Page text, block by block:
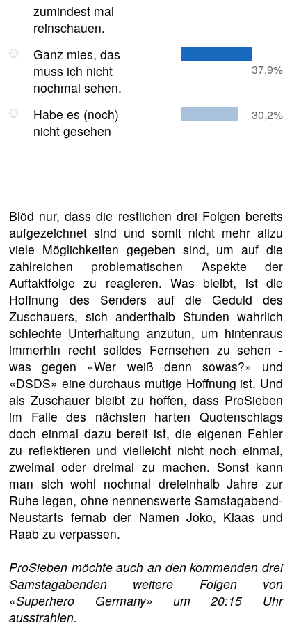
zumindest mal
reinschauen.
Ganz mies, das
muss ich nicht
nochmal sehen.
37,9%
Habe es (noch)
nicht gesehen
30,2%
Blöd nur, dass die restlichen drei Folgen bereits
aufgezeichnet sind und somit nicht mehr allzu
viele Möglichkeiten gegeben sind, um auf die
zahlreichen problematischen Aspekte der
Auftaktfolge zu reagieren. Was bleibt, ist die
Hoffnung des Senders auf die Geduld des
Zuschauers, sich anderthalb Stunden wahrlich
schlechte Unterhaltung anzutun, um hintenraus
immerhin recht solides Fernsehen zu sehen -
was gegen «Wer weiß denn sowas?» und
«DSDS» eine durchaus mutige Hoffnung ist. Und
als Zuschauer bleibt zu hoffen, dass ProSieben
im Falle des nächsten harten Quotenschlags
doch einmal dazu bereit ist, die eigenen Fehler
zu reflektieren und vielleicht nicht noch einmal,
zweimal oder dreimal zu machen. Sonst kann
man sich wohl nochmal dreieinhalb Jahre zur
Ruhe legen, ohne nennenswerte Samstagabend-
Neustarts fernab der Namen Joko, Klaas und
Raab zu verpassen.
ProSieben möchte auch an den kommenden drei
Samstagabenden weitere Folgen von
«Superhero Germany» um 20:15 Uhr
ausstrahlen.